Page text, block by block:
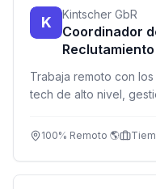
K Kintscher GbR
Coordinador
Trabaja remoto con
tech de alto nivel,
100% Remoto 🌎